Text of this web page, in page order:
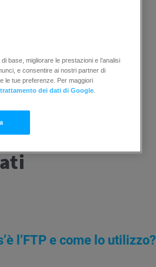
da un server.
l’FTP e come lo utilizzo?
base, migliorare le prestazioni e l’analisi
e consentire ai nostri partner di
le tue preferenze. Per maggiori
dei dati di Google